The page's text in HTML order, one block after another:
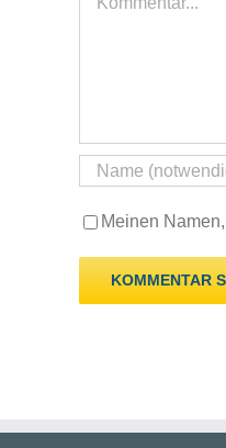
Meinen